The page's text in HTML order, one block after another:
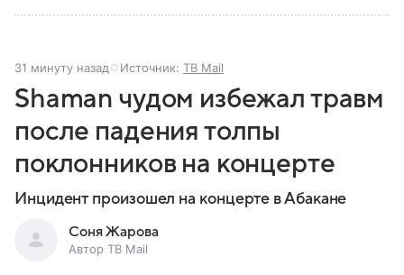
31 минуту назад Источник: ТВ Mail
Shaman чудом избежал травм
после падения толпы
поклонников на концерте
Инцидент произошел на концерте в Абакане
Соня Жарова
Автор ТВ Mail